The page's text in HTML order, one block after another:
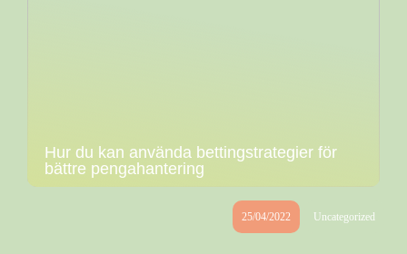
Hur du kan använda bettingstrategier för
bättre pengahantering
25/04/2022 Uncategorized